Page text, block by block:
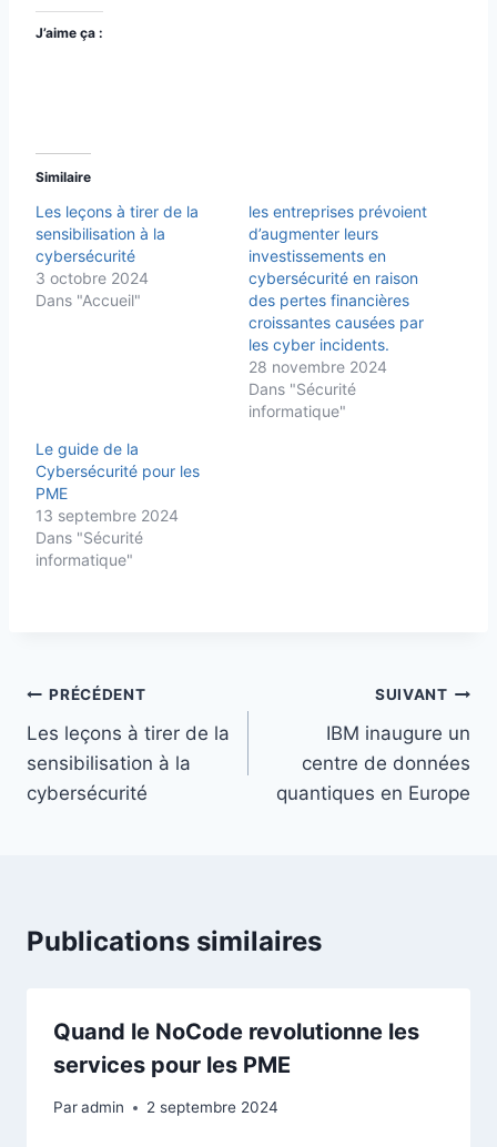
J’aime ça :
Similaire
Les leçons à tirer de la
sensibilisation à la
cybersécurité
3 octobre 2024
Dans "Accueil"
les entreprises prévoient
d’augmenter leurs
investissements en
cybersécurité en raison
des pertes financières
croissantes causées par
les cyber incidents.
28 novembre 2024
Dans "Sécurité
informatique"
Le guide de la
Cybersécurité pour les
PME
13 septembre 2024
Dans "Sécurité
informatique"
Navigation
de
l’article
PRÉCÉDENT
Les leçons à tirer de la
sensibilisation à la
cybersécurité
SUIVANT
IBM inaugure un
centre de données
quantiques en Europe
Publications similaires
Quand le NoCode revolutionne les
services pour les PME
Paradmin 2 septembre 2024